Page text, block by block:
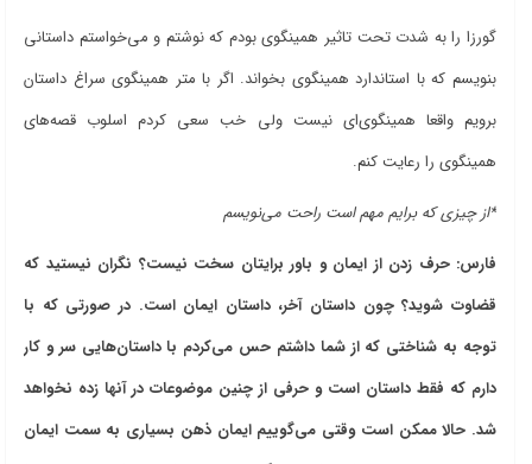
گورزا را به شدت تحت تاثیر همینگوی بودم که نوشتم و می‌خواستم داستانی
بنویسم که با استاندارد همینگوی بخواند. اگر با متر همینگوی سراغ داستان
برویم واقعا همینگوی‌ای نیست ولی خب سعی کردم اسلوب قصه‌های
همینگوی را رعایت کنم.
*از چیزی که برایم مهم است راحت می‌نویسم
فارس: حرف زدن از ایمان و باور برایتان سخت نیست؟ نگران نیستید که
قضاوت شوید؟ چون داستان آخر، داستان ایمان است. در صورتی که با
توجه به شناختی که از شما داشتم حس می‌کردم با داستان‌هایی سر و کار
دارم که فقط داستان است و حرفی از چنین موضوعات در آنها زده نخواهد
شد. حالا ممکن است وقتی می‌گوییم ایمان ذهن بسیاری به سمت ایمان